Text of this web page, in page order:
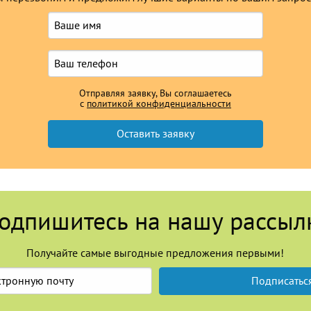
Отправляя заявку, Вы соглашаетесь
с политикой конфиденциальности
на нашу
Получайте самые выгодные предложения первыми!